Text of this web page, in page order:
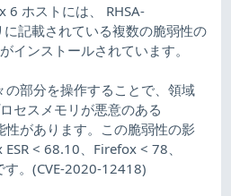
6 ホストには、 RHSA-
記載されている複数の脆弱性の
インストールされています。
の部分を操作することで、領域
セスメモリが悪意のある
性があります。この脆弱性の影
< 68.10、Firefox < 78、
。(CVE-2020-12418)